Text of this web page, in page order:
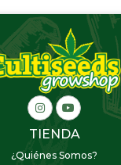
TIENDA
¿Quiénes Somos?